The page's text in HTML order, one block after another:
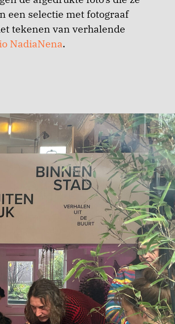
een selectie met fotograaf
tekenen van verhalende
NadiaNena.